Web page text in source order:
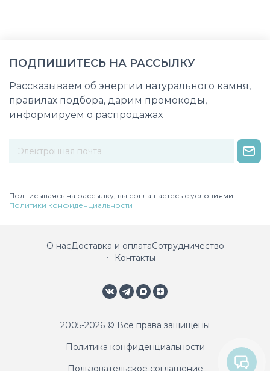
ПОДПИШИТЕСЬ НА РАССЫЛКУ
Рассказываем об энергии натурального камня,
правилах подбора, дарим промокоды,
информируем о распродажах
Подписываясь на рассылку, вы соглашаетесь с условиями
Политики конфиденциальности
О насДоставка и оплатаСотрудничество
Контакты
2005-2026 © Все права защищены
Политика конфиденциальности
Пользовательское соглашение